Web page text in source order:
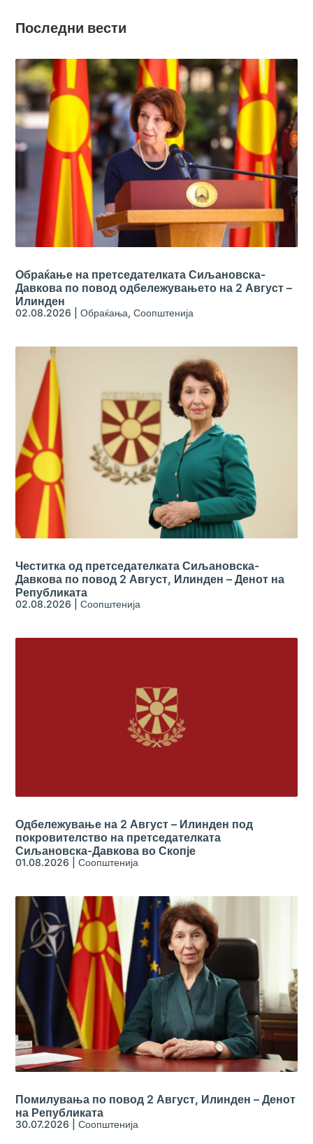
Последни вести
Обраќање на претседателката Сиљановска-
Давкова по повод одбележувањето на 2 Август –
Илинден
02.08.2026 |Обраќања,Соопштенија
Честитка од претседателката Сиљановска-
Давкова по повод 2 Август, Илинден – Денот на
Републиката
02.08.2026 |Соопштенија
Одбележување на 2 Август – Илинден под
покровителство на претседателката
Сиљановска-Давкова во Скопје
01.08.2026 |Соопштенија
Помилувања по повод 2 Август, Илинден – Денот
на Републиката
30.07.2026 |Соопштенија